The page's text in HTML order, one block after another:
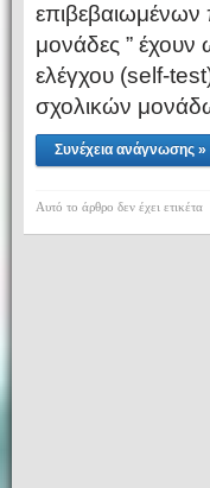
επιβεβαιωμένων
μονάδες ” έχουν
ελέγχου (self-
σχολικών
Συνέχεια ανάγνωσης »
Αυτό το άρθρο δεν έχει ετικέτα